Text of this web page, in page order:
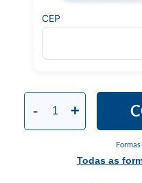
Todas as
- +
CEP